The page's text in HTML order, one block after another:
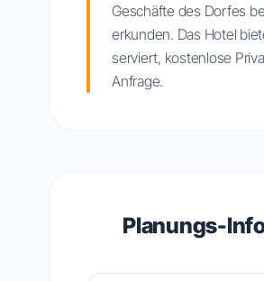
Geschäfte des Dorfes
erkunden. Das Hotel
serviert, kostenlose
Anfrage.
Planungs-